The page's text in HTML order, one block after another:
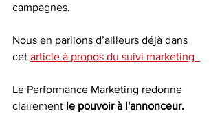
campagnes.
Nous en parlions d’ailleurs déjà dans
cet article à propos du suivi marketing
Le Performance Marketing redonne
clairement le pouvoir à l'annonceur.